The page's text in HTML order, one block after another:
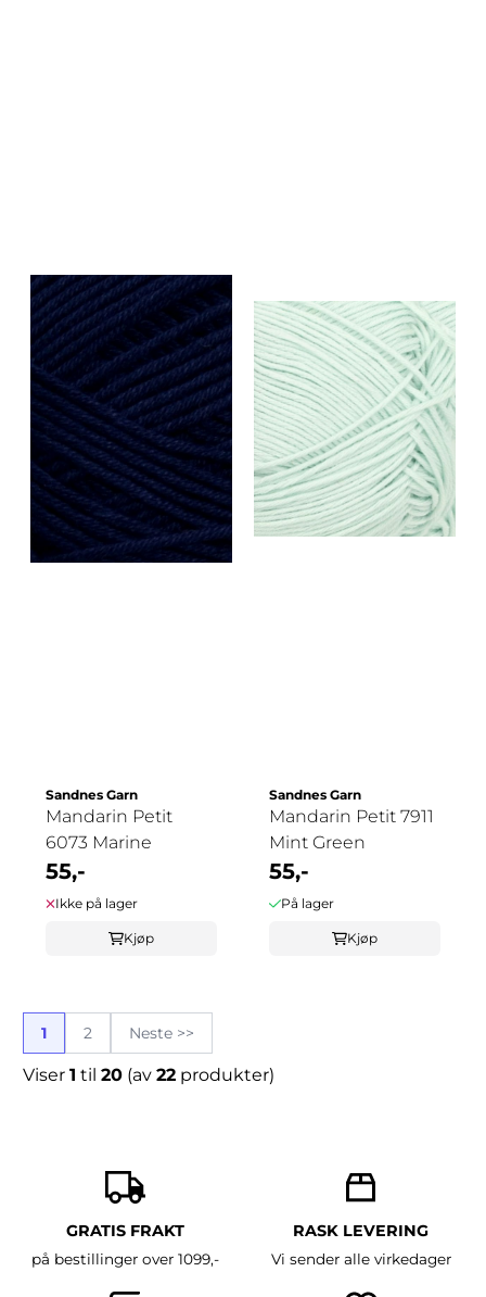
Sandnes Garn
Mandarin Petit
6073 Marine
55,-
Ikke på lager
Kjøp
Sandnes Garn
Mandarin Petit 7911
Mint Green
55,-
På lager
Kjøp
1 2 Neste >>
Viser 1 til 20 (av 22 produkter)
GRATIS FRAKT
på bestillinger over 1099,-
RASK LEVERING
Vi sender alle virkedager